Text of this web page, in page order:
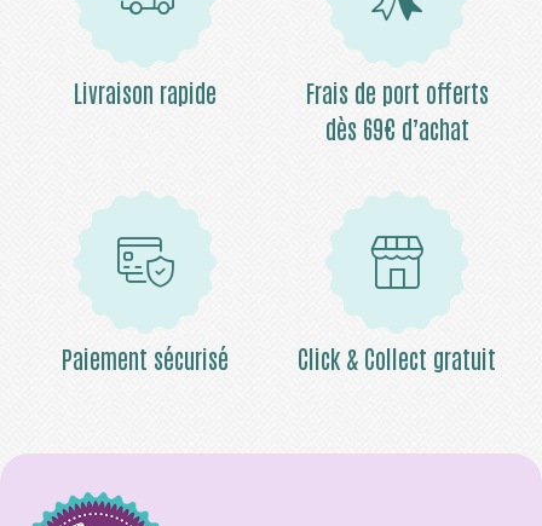
Livraison rapide
Frais de port offerts
dès 69€ d’achat
Paiement sécurisé Click & Collect gratuit